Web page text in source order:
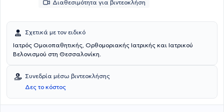
Διαθεσιμότητα για βιντεοκλήση
Σχετικά με τον ειδικό
Ιατρός Ομοιοπαθητικής, Ορθομοριακής Ιατρικής και Ιατρικού
Βελονισμού στη Θεσσαλονίκη.
Συνεδρία μέσω βιντεοκλήσης
Δες το κόστος